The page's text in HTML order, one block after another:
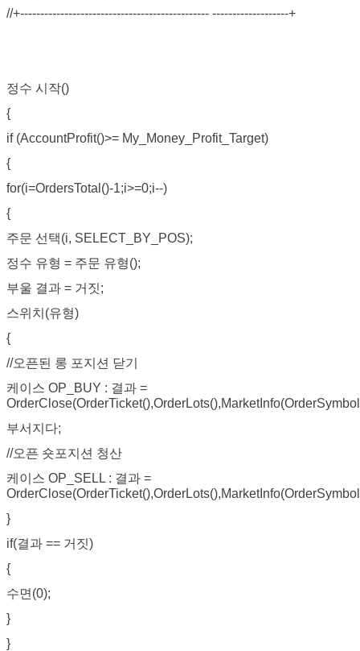
//+----------------------------------------------- -------------------+
정수 시작()
{
if (AccountProfit()>= My_Money_Profit_Target)
{
for(i=OrdersTotal()-1;i>=0;i--)
{
주문 선택(i, SELECT_BY_POS);
정수 유형 = 주문 유형();
부울 결과 = 거짓;
스위치(유형)
{
//오픈된 롱 포지션 닫기
케이스 OP_BUY : 결과 =
부서지다;
//오픈 숏포지션 청산
케이스 OP_SELL : 결과 =
}
if(결과 == 거짓)
{
수면(0);
}
}